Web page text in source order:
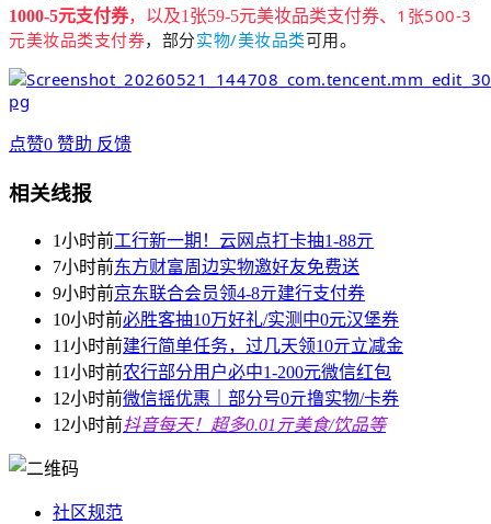
1000-5元支付券，以及1张59-5元美妆品类支付券、 1张500-3
元美妆品类支付券，部分实物/美妆品类可用。
点赞0 赞助 反馈
相关线报
1小时前工行新一期！云网点打卡抽1-88亓
7小时前东方财富周边实物邀好友免费送
9小时前京东联合会员领4-8亓建行支付券
10小时前必胜客抽10万好礼/实测中0元汉堡券
11小时前建行简单任务，过几天领10亓立减金
11小时前农行部分用户必中1-200元微信红包
12小时前微信摇优惠｜部分号0亓撸实物/卡券
12小时前抖音每天！超多0.01亓美食/饮品等
社区规范